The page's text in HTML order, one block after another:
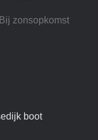
zonsopkomst